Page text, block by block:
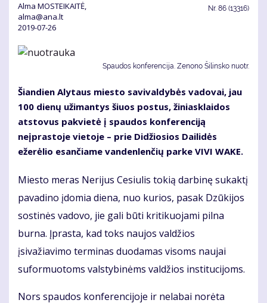
Alma MOSTEIKAITĖ,
alma@ana.lt
2019-07-26
Nr. 86 (13316)
Spaudos konferencija. Zenono Šilinsko nuotr.
Šiandien Alytaus miesto savivaldybės vadovai, jau
100 dienų užimantys šiuos postus, žiniasklaidos
atstovus pakvietė į spaudos konferenciją
neįprastoje vietoje – prie Didžiosios Dailidės
ežerėlio esančiame vandenlenčių parke VIVI WAKE.
Miesto meras Nerijus Cesiulis tokią darbinę sukaktį
pavadino įdomia diena, nuo kurios, pasak Dzūkijos
sostinės vadovo, jie gali būti kritikuojami pilna
burna. Įprasta, kad toks naujos valdžios
įsivažiavimo terminas duodamas visoms naujai
suformuotoms valstybinėms valdžios institucijoms.
Nors spaudos konferencijoje ir nelabai norėta